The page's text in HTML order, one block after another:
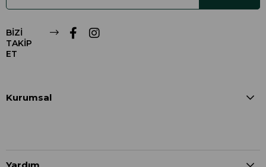
BİZİ
TAKİP
ET
Kurumsal